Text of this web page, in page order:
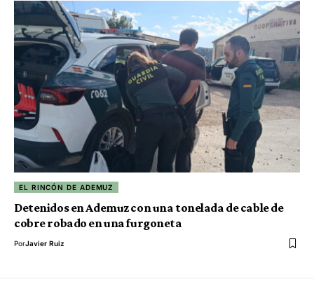
EL RINCÓN DE ADEMUZ
Detenidos en Ademuz con una tonelada de cable de
cobre robado en una furgoneta
PorJavier Ruiz